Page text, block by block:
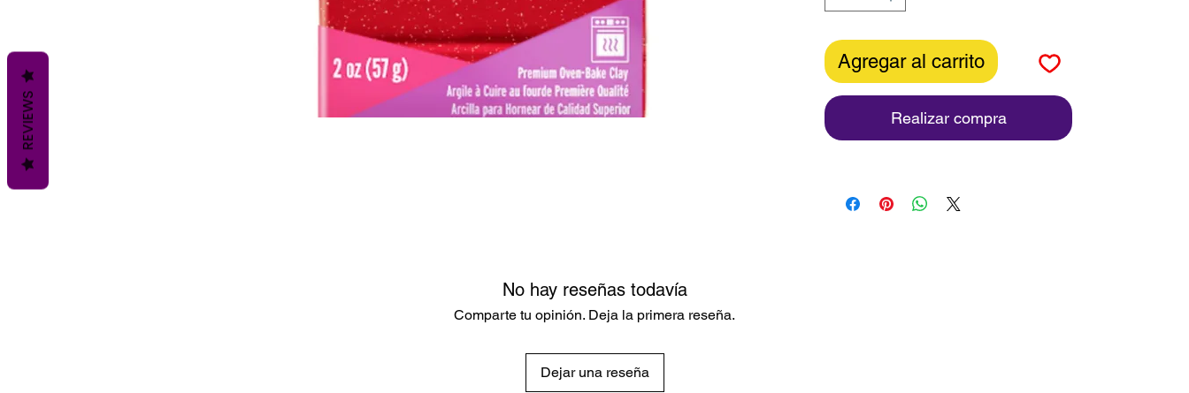
técnicas especializadas.
gane y mica shift. Debido a que
Premo conserva la flexibilidad, el
producto terminado sigue siendo
muy fuerte y duradero.
Cocinar a 130°C por un lapso de
Agregar al carrito
Realizar compra
No hay reseñas todavía
Comparte tu opinión. Deja la primera reseña.
Dejar una reseña
REVIEWS